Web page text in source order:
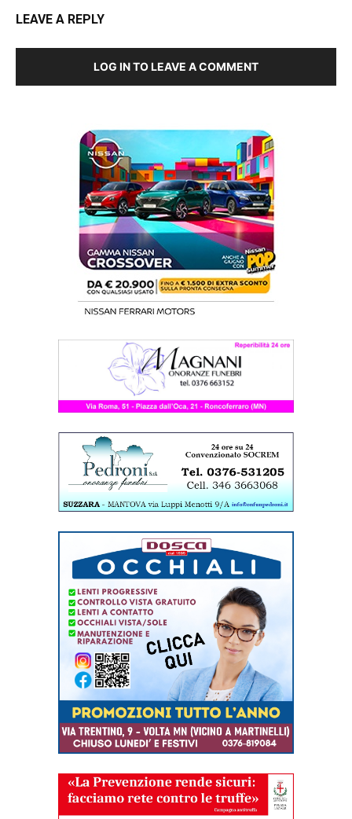
LEAVE A REPLY
LOG IN TO LEAVE A COMMENT